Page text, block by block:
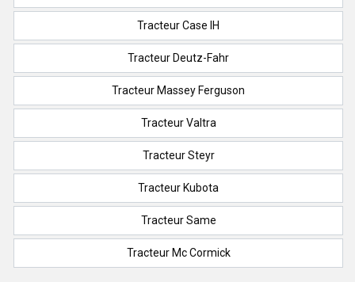
Tracteur Case IH
Tracteur Deutz-Fahr
Tracteur Massey Ferguson
Tracteur Valtra
Tracteur Steyr
Tracteur Kubota
Tracteur Same
Tracteur Mc Cormick